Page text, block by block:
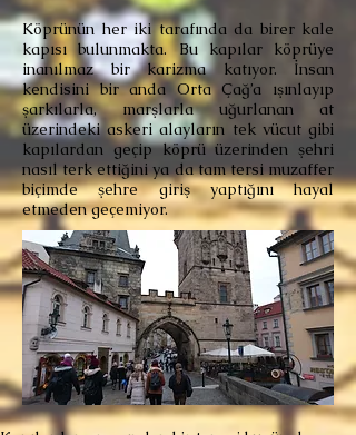
Köprünün her iki tarafında da birer kale
kapısı bulunmakta. Bu kapılar köprüye
inanılmaz bir karizma katıyor. İnsan
kendisini bir anda Orta Çağ’a ışınlayıp
şarkılarla, marşlarla uğurlanan at
üzerindeki askeri alayların tek vücut gibi
kapılardan geçip köprü üzerinden şehri
nasıl terk ettiğini ya da tam tersi muzaffer
biçimde şehre giriş yaptığını hayal
etmeden geçemiyor.